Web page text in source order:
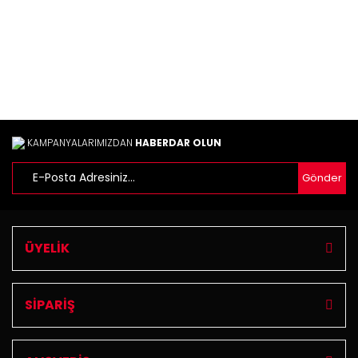
KAMPANYALARIMIZDAN HABERDAR OLUN
Gönder
ÜYELİK
SİPARİŞ